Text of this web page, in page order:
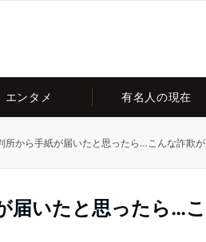
エンタメ 有名人の現在
所から手紙が届いたと思ったら…こんな詐欺
届いたと思ったら…